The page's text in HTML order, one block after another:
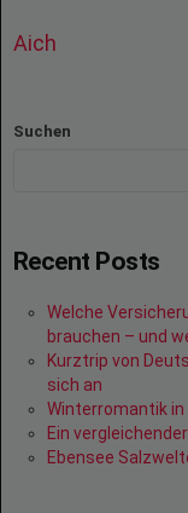
Aich
Suchen
Recent Posts
Welche
brauchen – und
Kurztrip von
sich an
Winterromantik in
Ein
Ebensee